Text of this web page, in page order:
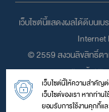
เว็บไซต์นี้แสดงผลได้ดีบนเบ
Internet
© 2559 สงวนลิขสิทธิ์ต
แวดล้อมแ
118/4 หมู่ที่ 2 ถนนอนุสาว
จัง
เว็บไซต์นี้ให้ความสำคั
เว็บไซต์ของเรา หากท่า
ยอมรับการใช้งานคุกกี้แ